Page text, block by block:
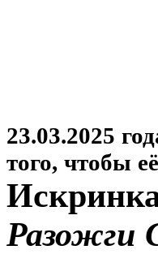
23.03.2025
того, чтобы
Разожги